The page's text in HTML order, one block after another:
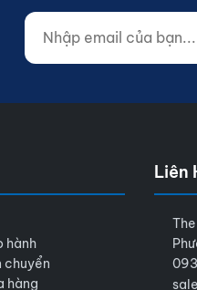
Nhập email của bạn...
Website (do not fill)
hành
chuyển
hàng
Liên